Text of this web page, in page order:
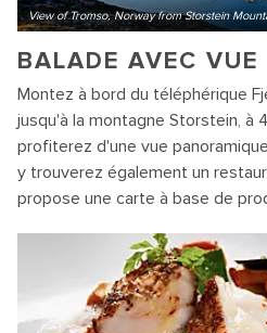
View of Tromso, Norway from Storstein
BALADE AVEC VUE
Montez à bord du téléphérique
jusqu'à la montagne Storstein, à
profiterez d'une vue
y trouverez également un
propose une carte à base de